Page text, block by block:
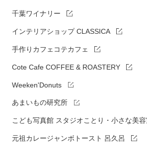
千葉ワイナリー
インテリアショップ CLASSICA
手作りカフェコテカフェ
Cote Cafe COFFEE & ROASTERY
Weeken'Donuts
あまいもの研究所
こども写真館 スタジオことり・小さな美
元祖カレージャンボトースト 呂久呂